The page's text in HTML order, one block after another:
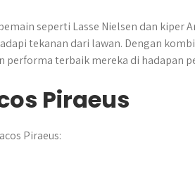
seperti Lasse Nielsen dan kiper
tekanan dari lawan. Dengan
terbaik mereka di hadapan
Piraeus
Piraeus: